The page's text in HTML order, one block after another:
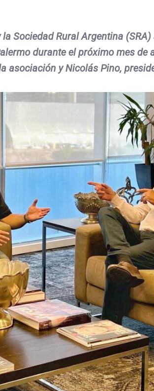
Sociedad Rural Argentina
durante el próximo mes de
asociación y Nicolás Pino,